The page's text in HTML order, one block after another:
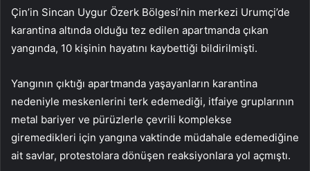
Çin’in Sincan Uygur Özerk Bölgesi’nin merkezi Urumçi’de
karantina altında olduğu tez edilen apartmanda çıkan
yangında, 10 kişinin hayatını kaybettiği bildirilmişti.
Yangının çıktığı apartmanda yaşayanların karantina
nedeniyle meskenlerini terk edemediği, itfaiye gruplarının
metal bariyer ve pürüzlerle çevrili komplekse
giremedikleri için yangına vaktinde müdahale edemediğine
ait savlar, protestolara dönüşen reaksiyonlara yol açmıştı.